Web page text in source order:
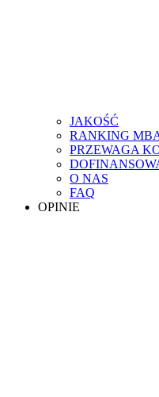
JAKOŚĆ
RANKING
PRZEWAGA
O NAS
FAQ
OPINIE